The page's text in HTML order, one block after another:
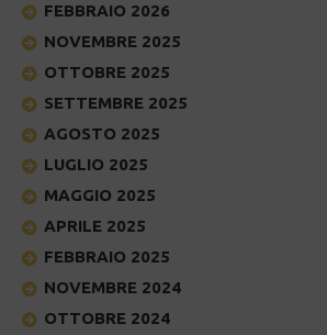
FEBBRAIO 2026
NOVEMBRE 2025
OTTOBRE 2025
SETTEMBRE 2025
AGOSTO 2025
LUGLIO 2025
MAGGIO 2025
APRILE 2025
FEBBRAIO 2025
NOVEMBRE 2024
OTTOBRE 2024